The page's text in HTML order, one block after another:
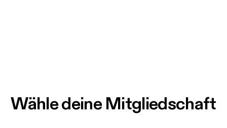
Wähle deine Mitgliedschaft